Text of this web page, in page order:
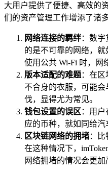
大用户提供了便捷、高效的
们的资产管理工作增添了诸
网络连接的羁绊：数
的是不可靠的网络，
使用公共 Wi-Fi 时，网
版本适配的难题：在
不合身的衣服，可能
伐，显得尤为常见。
钱包设置的误区 ：用
应的币种，就如同给
区块链网络的拥堵：
在这种情况下，
网络拥堵的情况会更